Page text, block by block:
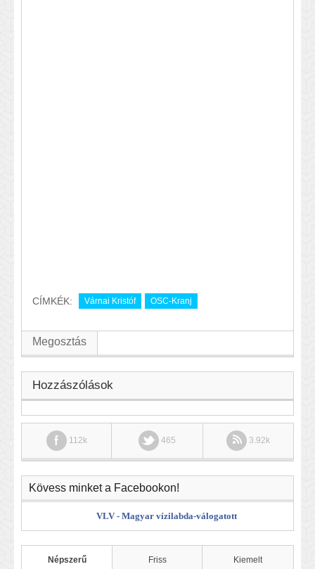
CÍMKÉK: Várnai Kristóf OSC-Kranj
Megosztás
Hozzászólások
112k 465 3.92k
Kövess minket a Facebookon!
VLV - Magyar vízilabda-válogatott
Népszerű Friss Kiemelt